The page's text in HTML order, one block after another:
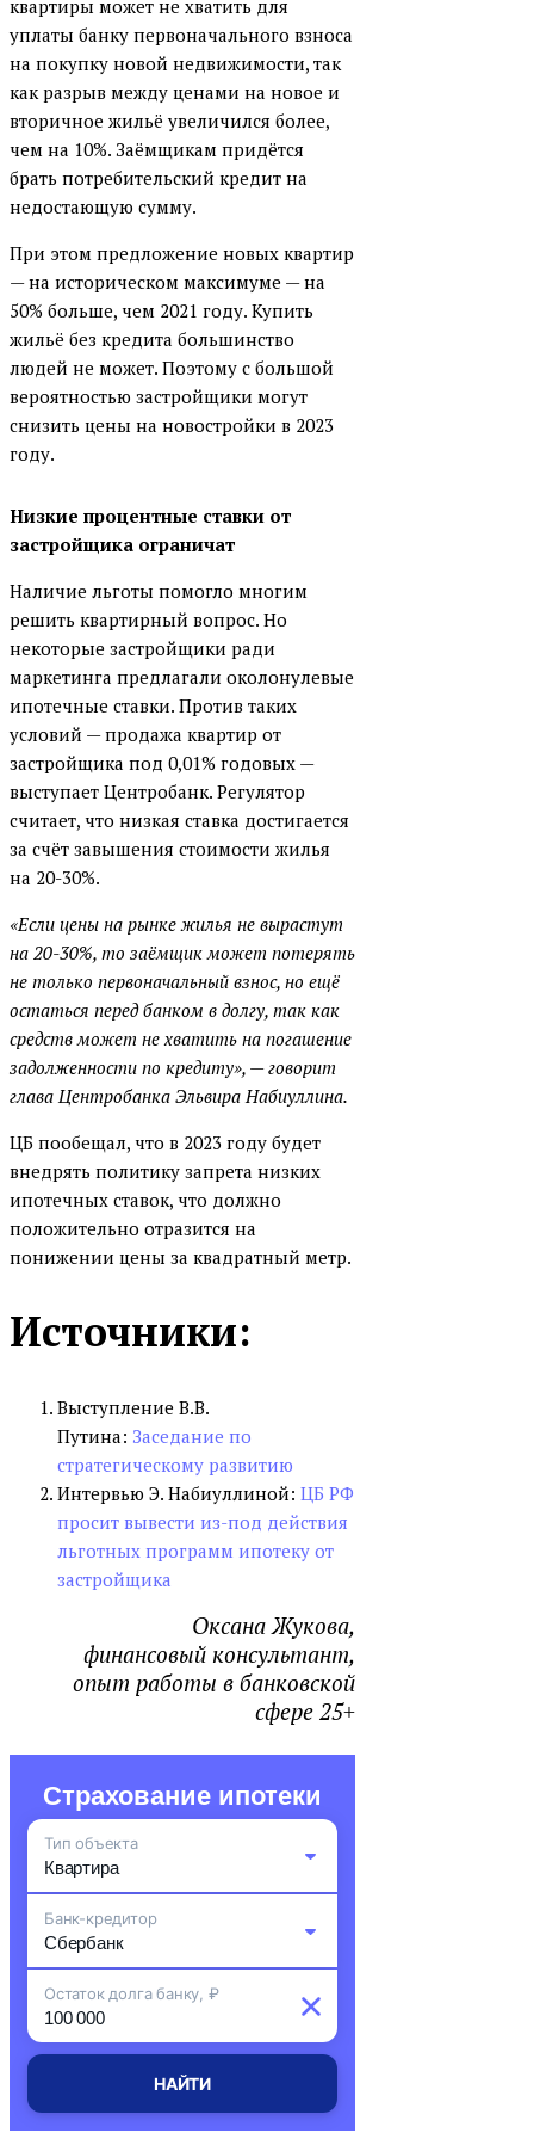
квартиры может не хватить для
уплаты банку первоначального взноса
на покупку новой недвижимости, так
как разрыв между ценами на новое и
вторичное жильё увеличился более,
чем на 10%. Заёмщикам придётся
брать потребительский кредит на
недостающую сумму.
При этом предложение новых квартир
— на историческом максимуме — на
50% больше, чем 2021 году. Купить
жильё без кредита большинство
людей не может. Поэтому с большой
вероятностью застройщики могут
снизить цены на новостройки в 2023
году.
Низкие процентные ставки от
застройщика ограничат
Наличие льготы помогло многим
решить квартирный вопрос. Но
некоторые застройщики ради
маркетинга предлагали околонулевые
ипотечные ставки. Против таких
условий — продажа квартир от
застройщика под 0,01% годовых —
выступает Центробанк. Регулятор
считает, что низкая ставка достигается
за счёт завышения стоимости жилья
на 20-30%.
«Если цены на рынке жилья не вырастут
на 20-30%, то заёмщик может потерять
не только первоначальный взнос, но ещё
остаться перед банком в долгу, так как
средств может не хватить на погашение
задолженности по кредиту», — говорит
глава Центробанка Эльвира Набиуллина.
ЦБ пообещал, что в 2023 году будет
внедрять политику запрета низких
ипотечных ставок, что должно
положительно отразится на
понижении цены за квадратный метр.
Источники:
Выступление В.В.
Путина: Заседание по
стратегическому развитию
Интервью Э. Набиуллиной: ЦБ РФ
просит вывести из-под действия
льготных программ ипотеку от
застройщика
Оксана Жукова,
финансовый консультант,
опыт работы в банковской
сфере 25+
Страхование ипотеки
Тип объекта
Квартира
Комната
Частный дом
Земельный участок
Апартаменты
Таунхаус
Банк-кредитор
Сбербанк
ДОМ.РФ Банк
Остаток долга банку, ₽
НАЙТИ